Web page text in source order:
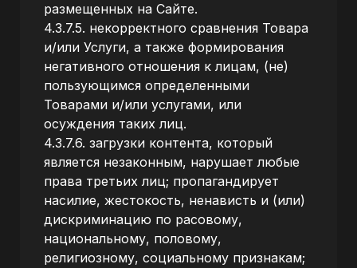
размещенных на Сайте.
4.3.7.5. некорректного сравнения Товара
и/или Услуги, а также формирования
негативного отношения к лицам, (не)
пользующимся определенными
Товарами и/или услугами, или
осуждения таких лиц.
4.3.7.6. загрузки контента, который
является незаконным, нарушает любые
права третьих лиц; пропагандирует
насилие, жестокость, ненависть и (или)
дискриминацию по расовому,
национальному, половому,
религиозному, социальному признакам;